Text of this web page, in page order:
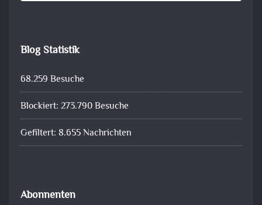
Blog Statistik
68.259 Besuche
Blockiert: 273.790 Besuche
Gefiltert: 8.655 Nachrichten
Abonnenten